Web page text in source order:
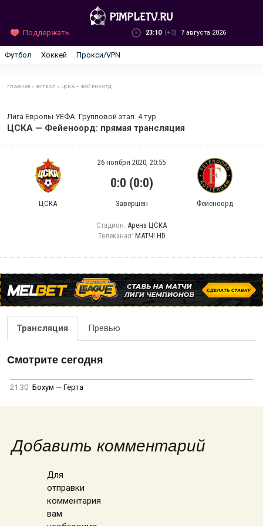
Поддержать 23:10 (+3) 7 августа 2026
Футбол Хоккей Прокси/VPN
ГЛАВНАЯ »ФУТБОЛ » ЦСКА — ФЕЙЕНООРД
Лига Европы УЕФА. Групповой этап. 4 тур
ЦСКА — Фейеноорд: прямая трансляция
ЦСКА
26 ноября 2020, 20:55
0:0 (0:0)
Завершен Фейеноорд
Стадион: Арена ЦСКА
Телеканал: МАТЧ! HD
Трансляция Превью
Смотрите сегодня
21:30 Бохум — Герта
Добавить комментарий
Для
отправки
комментария
вам